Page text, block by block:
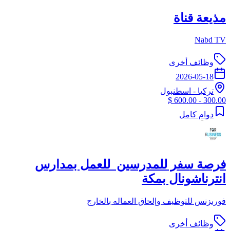
مذيعة قناة
Nabd TV
وظائف أخرى
2026-05-18
تركيا - اسطنبول
300.00 - 600.00 $
دوام كامل
فرصة سفر للمدرسين للعمل بمدارس
انترناشونال بمكة
فوربزنس للتوظيف وإلحاق العماله بالخارج
وظائف أخرى